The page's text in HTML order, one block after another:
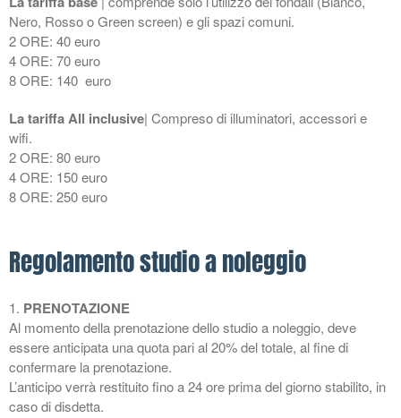
Photography
siti web
Accedi
WordPress.org
Locus ADV s.a.s. di Maurizio
Nero, Rosso o Green screen) e gli spazi comuni.
2 ORE: 40 euro
4 ORE: 70 euro
8 ORE: 140 euro
La tariffa All inclusive| Compreso di illuminatori, accessori e
wifi.
2 ORE: 80 euro
4 ORE: 150 euro
8 ORE: 250 euro
Regolamento studio a noleggio
1. PRENOTAZIONE
Al momento della prenotazione dello studio a noleggio, deve
essere anticipata una quota pari al 20% del totale, al fine di
confermare la prenotazione.
L’anticipo verrà restituito fino a 24 ore prima del giorno stabilito, in
caso di disdetta.